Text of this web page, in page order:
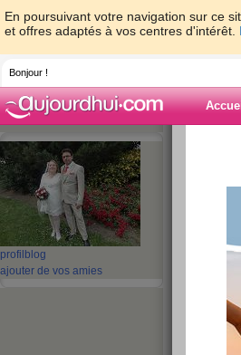
En poursuivant votre navigation sur ce
et offres adaptés à vos centres d'intérêt.
Bonjour !
profil blog
ajouter de vos amies